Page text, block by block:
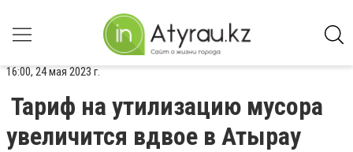
16:00, 24 мая 2023 г.
Тариф на утилизацию мусора
увеличится вдвое в Атырау